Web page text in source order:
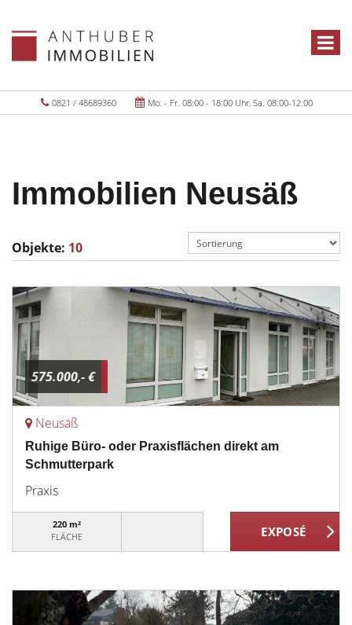
0821 / 48689360 Mo. - Fr. 08:00 - 18:00 Uhr, Sa. 08:00-12:00
Immobilien Neusäß
Objekte: 10
575.000,- €
Neusäß
Ruhige Büro- oder Praxisflächen direkt am
Schmutterpark
Praxis
220 m²
FLÄCHE